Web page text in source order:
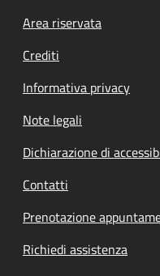
Footer menu
Area riservata
Crediti
Informativa privacy
Note legali
Dichiarazione di
Contatti
Prenotazione
Richiedi assistenza